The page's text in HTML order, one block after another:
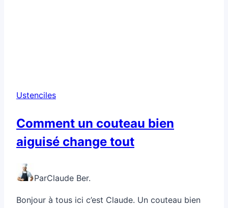
Ustenciles
Comment un couteau bien
aiguisé change tout
ParClaude Ber.
Bonjour à tous ici c’est Claude. Un couteau bien